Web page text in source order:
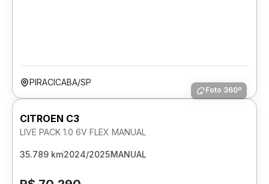
PIRACICABA/SP
Foto 360º
CITROEN C3
LIVE PACK 1.0 6V FLEX MANUAL
35.789 km2024/2025MANUAL